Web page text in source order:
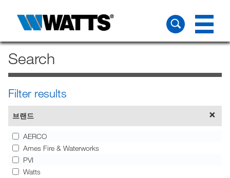
Search
Filter results
브랜드
AERCO
Ames Fire & Waterworks
PVI
Watts